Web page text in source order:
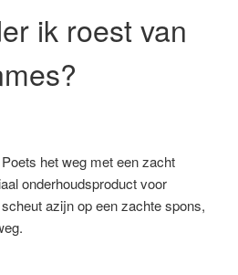
ik roest van
het weg met een zacht
onderhoudsproduct voor
azijn op een zachte spons,